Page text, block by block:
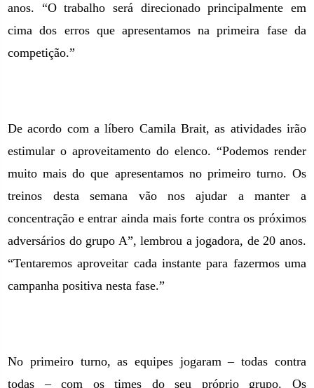
anos. “O trabalho será direcionado principalmente em
cima dos erros que apresentamos na primeira fase da
competição.”
De acordo com a líbero Camila Brait, as atividades irão
estimular o aproveitamento do elenco. “Podemos render
muito mais do que apresentamos no primeiro turno. Os
treinos desta semana vão nos ajudar a manter a
concentração e entrar ainda mais forte contra os próximos
adversários do grupo A”, lembrou a jogadora, de 20 anos.
“Tentaremos aproveitar cada instante para fazermos uma
campanha positiva nesta fase.”
No primeiro turno, as equipes jogaram – todas contra
todas – com os times do seu próprio grupo. Os